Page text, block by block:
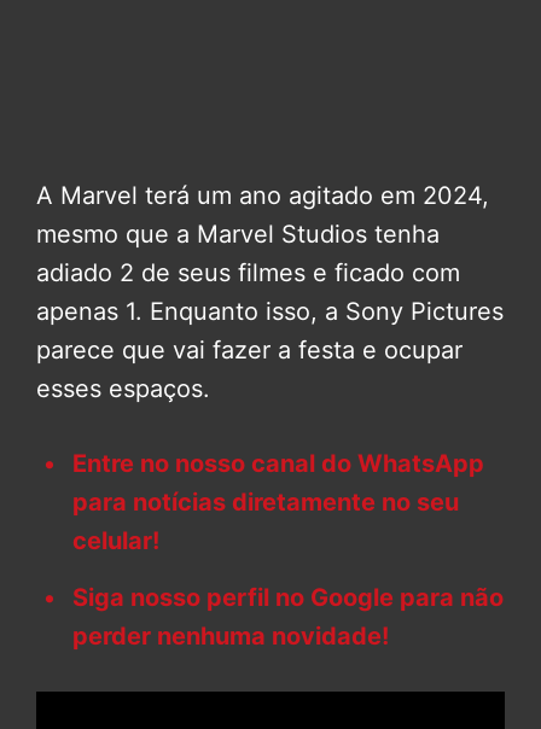
A Marvel terá um ano agitado em 2024,
mesmo que a Marvel Studios tenha
adiado 2 de seus filmes e ficado com
apenas 1. Enquanto isso, a Sony Pictures
parece que vai fazer a festa e ocupar
esses espaços.
Entre no nosso canal do WhatsApp
para notícias diretamente no seu
celular!
Siga nosso perfil no Google para não
perder nenhuma novidade!